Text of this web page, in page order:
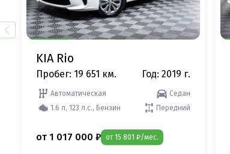
KIA Rio
Пробег: 19 651 км. Год: 2019 г.
Автоматическая
Седан
1.6 л, 123 л.с., Бензин
Передний
от 1 017 000 ₽ от 15 801 ₽/мес.